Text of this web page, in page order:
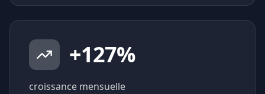
+127%
croissance mensuelle